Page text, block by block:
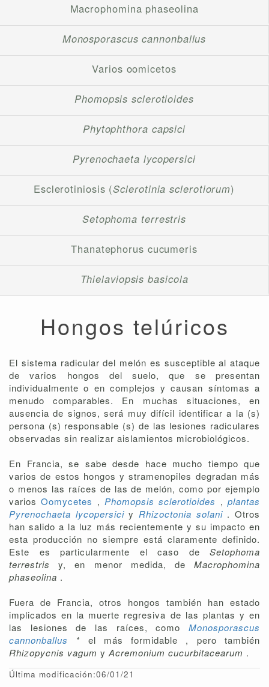
Macrophomina phaseolina
Monosporascus cannonballus
Varios oomicetos
Phomopsis sclerotioides
Phytophthora capsici
Pyrenochaeta lycopersici
Esclerotiniosis (Sclerotinia sclerotiorum)
Setophoma terrestris
Thanatephorus cucumeris
Thielaviopsis basicola
Hongos telúricos
El sistema radicular del melón es susceptible al ataque
de varios hongos del suelo, que se presentan
individualmente o en complejos y causan síntomas a
menudo comparables. En muchas situaciones, en
ausencia de signos, será muy difícil identificar a la (s)
persona (s) responsable (s) de las lesiones radiculares
observadas sin realizar aislamientos microbiológicos.
En Francia, se sabe desde hace mucho tiempo que
varios de estos hongos y stramenopiles degradan más
o menos las raíces de las de melón, como por ejemplo
variosOomycetes , Phomopsis sclerotioides ,plantas
Pyrenochaeta lycopersiciy Rhizoctonia solani . Otros
han salido a la luz más recientemente y su impacto en
esta producción no siempre está claramente definido.
Este es particularmente el caso de Setophoma
terrestrisy, en menor medida, deMacrophomina
phaseolina .
Fuera de Francia, otros hongos también han estado
implicados en la muerte regresiva de las plantas y en
las lesiones de las raíces, como Monosporascus
cannonballus * el más formidable , pero también
Rhizopycnis vagum y Acremonium cucurbitacearum .
Última modificación:06/01/21